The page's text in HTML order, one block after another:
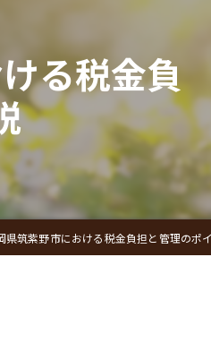
相続
相談
処分
る税金負
県筑紫野市における税金負担と管理のポ